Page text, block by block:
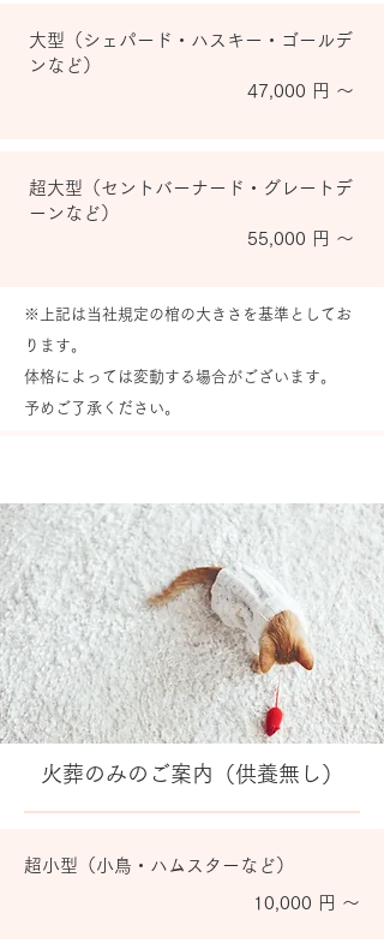
大型（シェパード・ハスキー・ゴールデ
ンなど）
47,000 円 ～
超大型（セントバーナード・グレートデ
ーンなど）
55,000 円 ～
※上記は当社規定の棺の大きさを基準としてお
ります。
体格によっては変動する場合がございます。
予めご了承ください。
火葬のみのご案内（供養無し）
超小型（小鳥・ハムスターなど）
10,000 円 ～